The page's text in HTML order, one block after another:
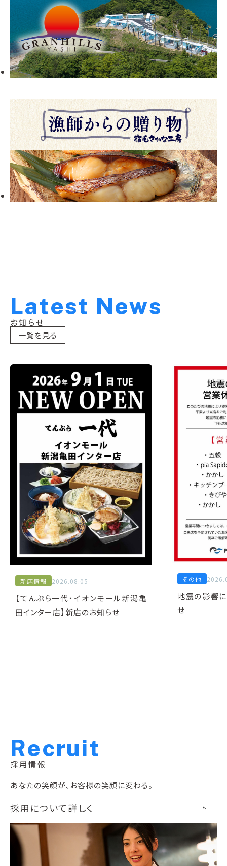
Latest News
お知らせ
一覧を見る
新店情報 2026.08.05
【てんぷら一代・イオンモール新潟亀
田インター店】新店のお知らせ
その他
地震の影響
せ
Recruit
採用情報
あなたの笑顔が、お客様の笑顔に変わる。
採用について詳しく